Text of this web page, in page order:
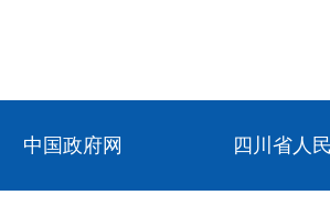
中国政府网 四川省人